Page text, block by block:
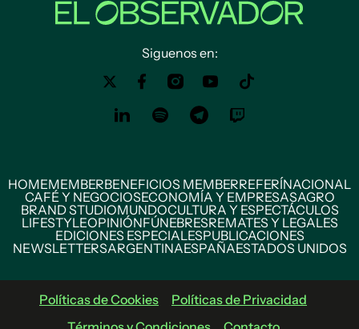
Siguenos en:
HOMEMEMBERBENEFICIOS MEMBERREFERÍNACIONAL
CAFÉ Y NEGOCIOSECONOMÍA Y EMPRESASAGRO
BRAND STUDIOMUNDOCULTURA Y ESPECTÁCULOS
LIFESTYLEOPINIÓNFÚNEBRESREMATES Y LEGALES
EDICIONES ESPECIALESPUBLICACIONES
NEWSLETTERSARGENTINAESPAÑAESTADOS UNIDOS
Políticas de Cookies
Políticas de Privacidad